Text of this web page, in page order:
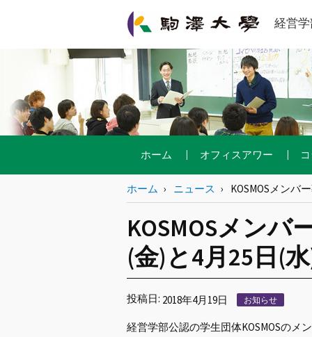
経営
ホーム オフィスアワー
ホーム ニュース KOSMOSメンバ
KOSMOSメンバ
(金)と4月25日(
投稿日: 2018年4月19日 お知らせ
経営学部公認の学生団体KOSMOSのメ